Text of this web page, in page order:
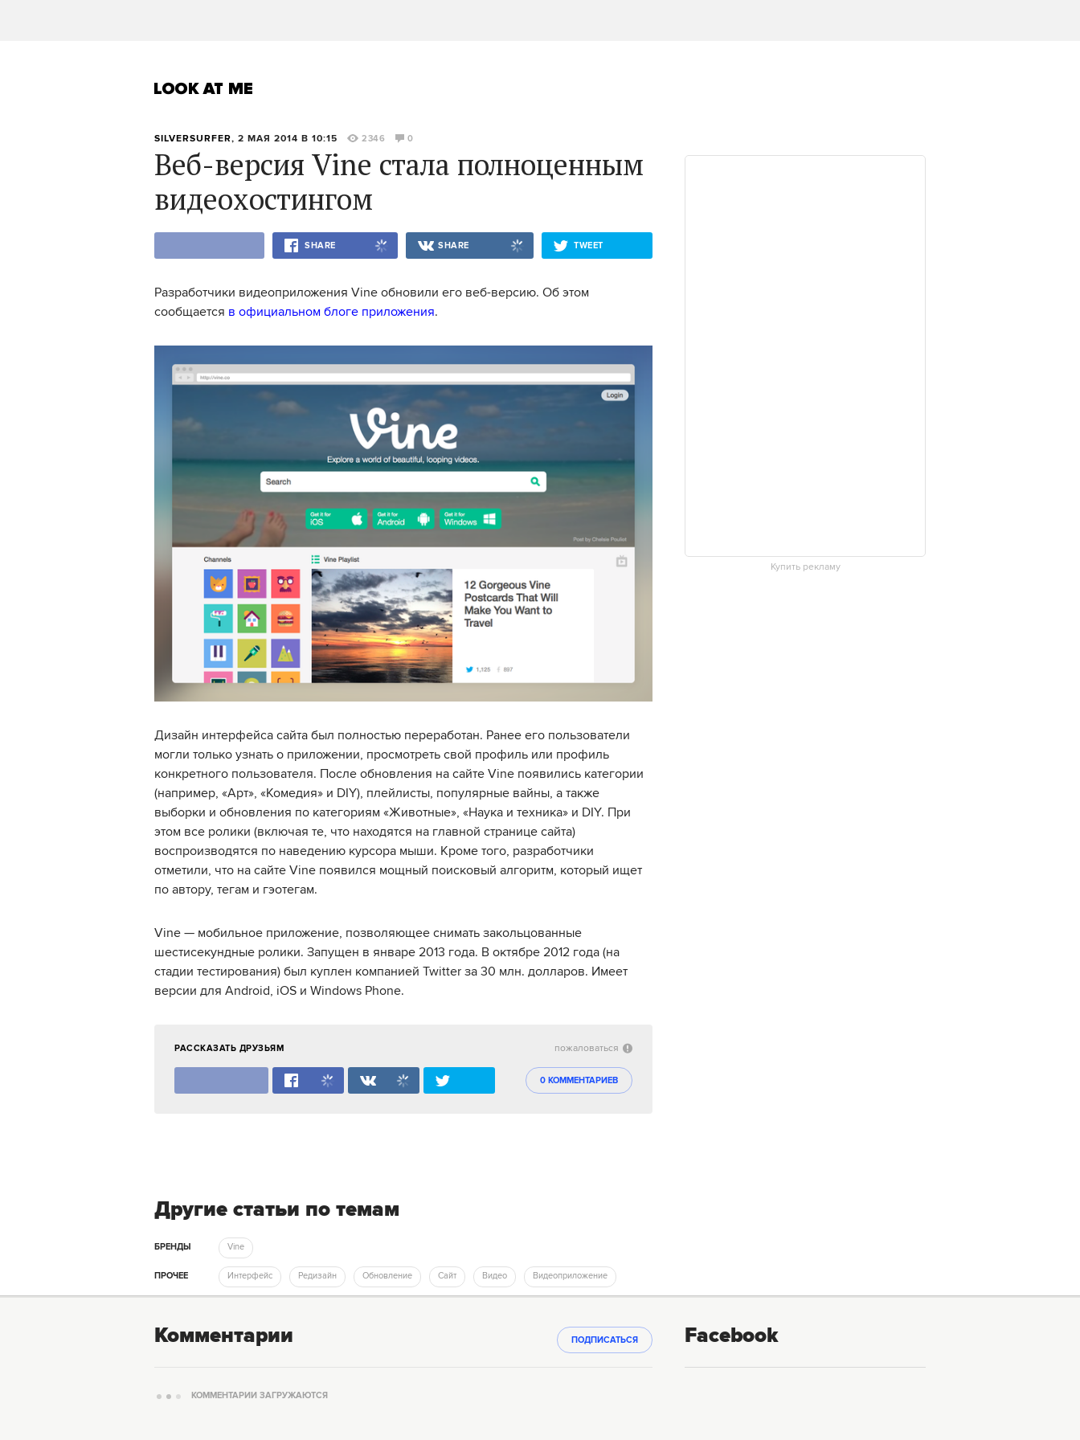
SILVERSURFER, 2 МАЯ 2014 В 10:15 2346 0
Веб-версия Vine стала полноценным
видеохостингом
SHARE SHARE TWEET
Разработчики видеоприложения Vine обновили его веб-версию. Об этом
сообщается в официальном блоге приложения.
Дизайн интерфейса сайта был полностью переработан. Ранее его пользователи
могли только узнать о приложении, просмотреть свой профиль или профиль
конкретного пользователя. После обновления на сайте Vine появились категории
(например, «Арт», «Комедия» и DIY), плейлисты, популярные вайны, а также
выборки и обновления по категориям «Животные», «Наука и техника» и DIY. При
этом все ролики (включая те, что находятся на главной странице сайта)
воспроизводятся по наведению курсора мыши. Кроме того, разработчики
отметили, что на сайте Vine появился мощный поисковый алгоритм, который ищет
по автору, тегам и гэотегам.
Vine — мобильное приложение, позволяющее снимать закольцованные
шестисекундные ролики. Запущен в январе 2013 года. В октябре 2012 года (на
стадии тестирования) был куплен компанией Twitter за 30 млн. долларов. Имеет
версии для Android, iOS и Windows Phone.
РАССКАЗАТЬ ДРУЗЬЯМ
0 КОММЕНТАРИЕВ
пожаловаться
Купить рекламу
Другие статьи по темам
БРЕНДЫ Vine
ПРОЧЕЕ Интерфейс Редизайн Обновление Сайт Видео Видеоприложение
Комментарии ПОДПИСАТЬСЯ
КОММЕНТАРИИ ЗАГРУЖАЮТСЯ
Facebook